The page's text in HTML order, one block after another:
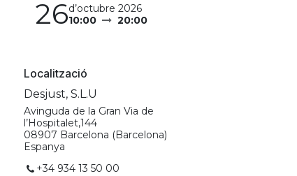
26d’octubre 2026
10:00
20:00
Localització
Desjust, S.L.U
Avinguda de la Gran Via de
l’Hospitalet,144
08907 Barcelona (Barcelona)
Espanya
+34 934 13 50 00